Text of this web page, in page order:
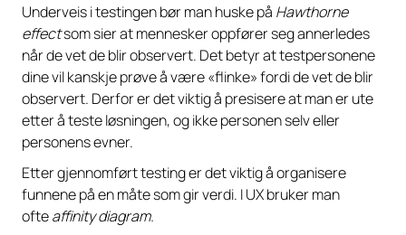
Underveis i testingen bør man huske på Hawthorne
effectsom sier at mennesker oppfører seg annerledes
når de vet de blir observert. Det betyr at testpersonene
dine vil kanskje prøve å være «flinke» fordi de vet de blir
observert. Derfor er det viktig å presisere at man er ute
etter å teste løsningen, og ikke personen selv eller
personens evner.
Etter gjennomført testing er det viktig å organisere
funnene på en måte som gir verdi. I UX bruker man
ofteaffinity diagram.